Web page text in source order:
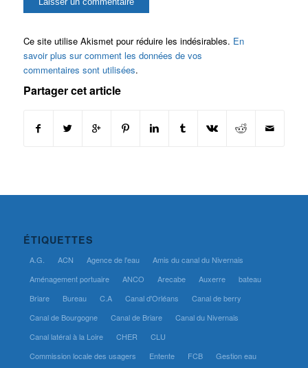
Ce site utilise Akismet pour réduire les indésirables. En
savoir plus sur comment les données de vos
commentaires sont utilisées.
Partager cet article
ÉTIQUETTES
A.G. ACN Agence de l'eau
Amis du canal du Nivernais
Aménagement portuaire
ANCO Arecabe Auxerre
bateau
Briare
Bureau C.A Canal d'Orléans
Canal de berry
Canal de Bourgogne
Canal de Briare
Canal du Nivernais
Canal latéral à la Loire
CHER
CLU
Commission locale des usagers
Entente FCB
Gestion eau